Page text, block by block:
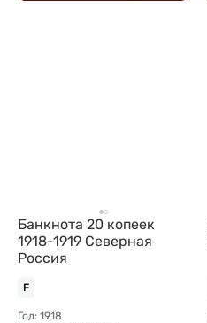
Банкнота 20 копеек
1918-1919 Северная
Россия
F
Год: 1918